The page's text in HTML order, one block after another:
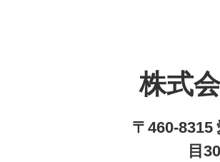
株式
〒460-
目